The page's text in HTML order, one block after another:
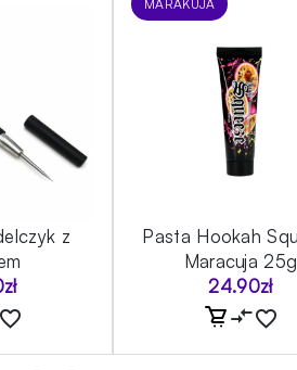
z
zł
MARAKUJA
Pasta Hookah
Maracuja 25g
24.90zł